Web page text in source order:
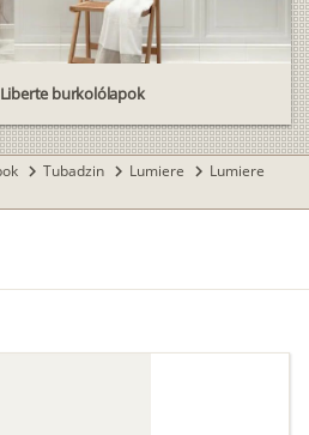
burkolólapok
chevron_right Tubadzin chevron_right Lumiere chevron_right Lumiere